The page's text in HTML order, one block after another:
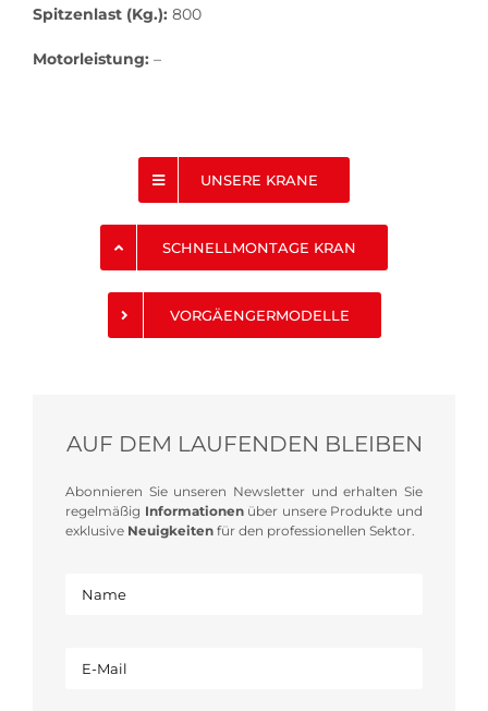
Spitzenlast (Kg.): 800
Motorleistung: –
UNSERE KRANE
SCHNELLMONTAGE KRAN
VORGÄENGERMODELLE
AUF DEM LAUFENDEN BLEIBEN
Abonnieren Sie unseren Newsletter und erhalten Sie
regelmäßig Informationenüber unsere Produkte und
exklusive Neuigkeiten für den professionellen Sektor.